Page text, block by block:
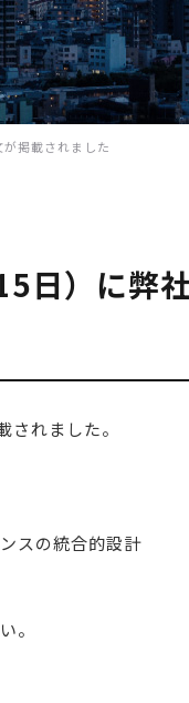
掲載されました
日）に弊
れました。
の統合的設計
。